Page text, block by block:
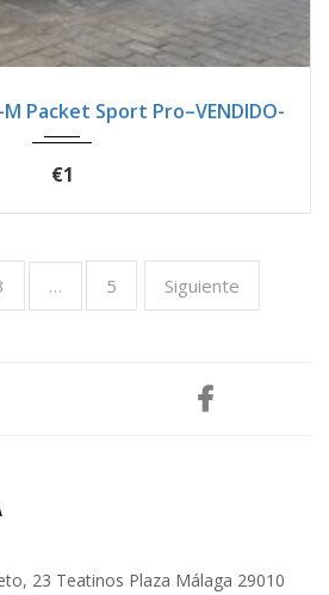
Packet Sport Pro–VENDIDO-
€1
… 5 Siguiente
23 Teatinos Plaza Málaga 29010